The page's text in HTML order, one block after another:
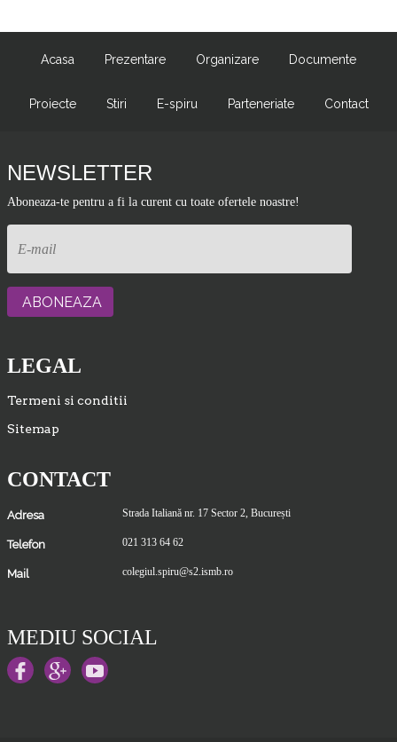
Acasa Prezentare Organizare Documente
Proiecte Stiri E-spiru Parteneriate Contact
NEWSLETTER
Aboneaza-te pentru a fi la curent cu toate ofertele noastre!
LEGAL
Termeni si conditii
Sitemap
CONTACT
Adresa Strada Italiană nr. 17 Sector 2, București
Telefon 021 313 64 62
Mail colegiul.spiru@s2.ismb.ro
MEDIU SOCIAL